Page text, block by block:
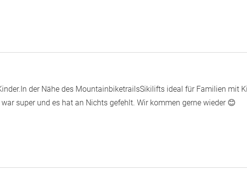
der Nähe des MountainbiketrailsSikilifts ideal für Familien mit
super und es hat an Nichts gefehlt. Wir kommen gerne wieder 😊